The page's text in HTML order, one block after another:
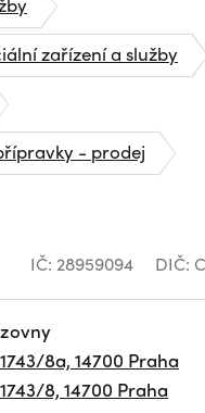
zařízení a služby
- prodej
IČ: 28959094 DIČ:
8a, 14700 Praha
8, 14700 Praha